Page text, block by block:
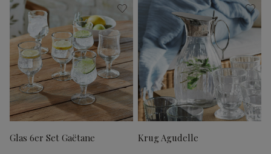
Glas 6er Set Gaëtane Krug Agudelle